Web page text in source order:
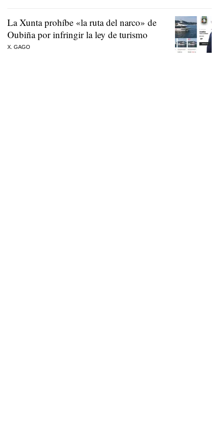
La Xunta prohíbe «la ruta del narco» de
Oubiña por infringir la ley de turismo
X. GAGO